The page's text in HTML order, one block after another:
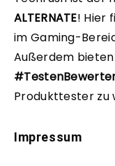
ALTERNATE! Hier
im Gaming-
Außerdem
Produkttester zu
Impressum